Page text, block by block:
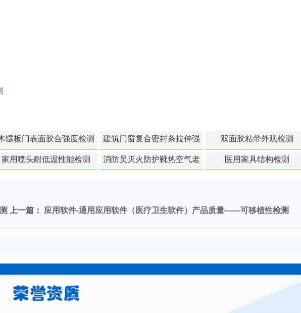
镶板门表面胶合强度检测
建筑门窗复合密封条拉伸强
度-硬质塑料材料检测
双面胶粘带外观检测
家用喷头耐低温性能检测
消防员灭火防护靴热空气老
医用家具结构检测
上一篇： 应用软件-通用应用软件（医疗卫生软件）产品质量——可移植性检测